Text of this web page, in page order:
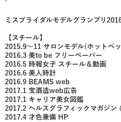
ミスブライダルモデルグランプリ
【スチール】
2015.9〜11 サロンモデル(ホットペ
2016.3 美to be フリーペーパー
2016.5 時報女子 スチール＆動画
2016.6 美人時計
2016.9 BEAMS web
2017.1 宝酒造web広告
2017.1 キャリア美女図鑑
2017.2 ヘルスグラフィックマガジン
2017.4 才色兼備 HP